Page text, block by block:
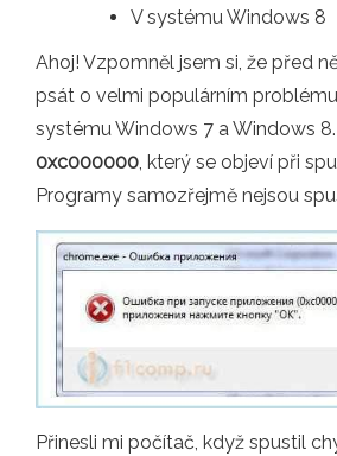
V systému Windows 8
Ahoj! Vzpomněl jsem si, že před
psát o velmi populárním
systému Windows 7 a Windows
0xc000000 , který se objeví při
Programy samozřejmě nejsou
Přinesli mi počítač, když spustil